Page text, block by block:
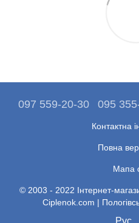
097 559-20-30 095
Контактна
Повна
Мапа
© 2003 - 2022 Інтернет-
Ciplenok.com |